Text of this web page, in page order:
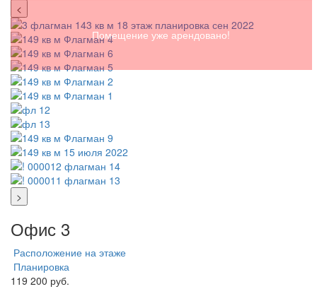
Помещение уже арендовано!
<
>
Офис 3
Расположение на этаже
Планировка
119 200 руб.